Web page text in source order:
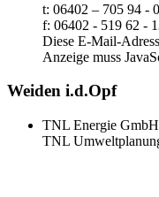
t: 06402 – 705 94 - 0
f: 06402 - 519 62 -
Diese E-Mail-
Anzeige muss
Weiden i.d.Opf
TNL Energie GmbH
TNL